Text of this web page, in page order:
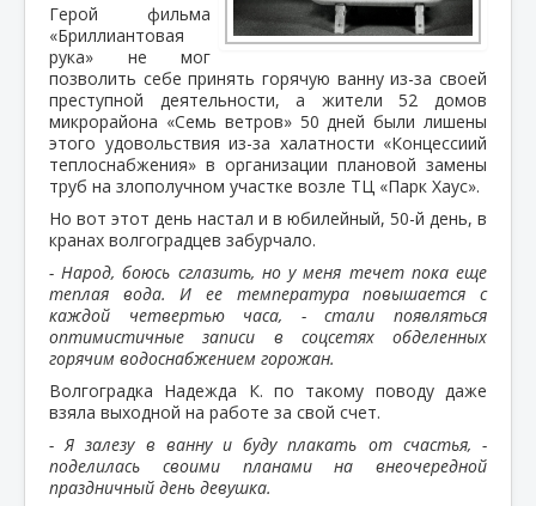
Герой фильма
«Бриллиантовая
рука» не мог
позволить себе принять горячую ванну из-за своей
преступной деятельности, а жители 52 домов
микрорайона «Семь ветров» 50 дней были лишены
этого удовольствия из-за халатности «Концессиий
теплоснабжения» в организации плановой замены
труб на злополучном участке возле ТЦ «Парк Хаус».
Но вот этот день настал и в юбилейный, 50-й день, в
кранах волгоградцев забурчало.
- Народ, боюсь сглазить, но у меня течет пока еще
теплая вода. И ее температура повышается с
каждой четвертью часа, - стали появляться
оптимистичные записи в соцсетях обделенных
горячим водоснабжением горожан.
Волгоградка Надежда К. по такому поводу даже
взяла выходной на работе за свой счет.
- Я залезу в ванну и буду плакать от счастья, -
поделилась своими планами на внеочередной
праздничный день девушка.